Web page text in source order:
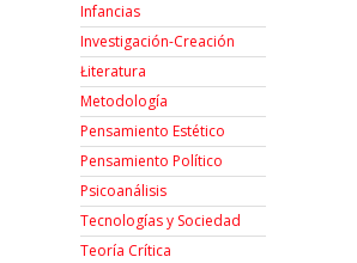
Infancias
Investigación-Creación
Łiteratura
Metodología
Pensamiento Estético
Pensamiento Político
Psicoanálisis
Tecnologías y Sociedad
Teoría Crítica